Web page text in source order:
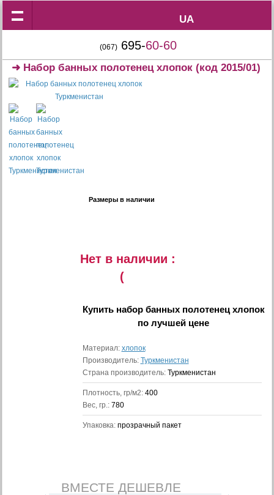
UA
UA
(067) 695-60-60
➜ Набор банных полотенец хлопок (код 2015/01)
Размеры в наличии
Нет в наличии :
(
Купить набор банных полотенец хлопок
по лучшей цене
Материал: хлопок
Производитель: Туркменистан
Страна производитель: Туркменистан
Плотность, гр/м2: 400
Вес, гр.: 780
Упаковка: прозрачный пакет
ВМЕСТЕ ДЕШЕВЛЕ